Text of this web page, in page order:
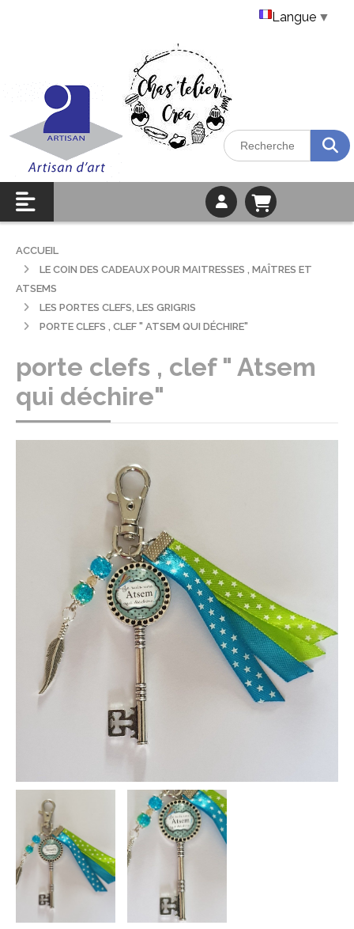
ACCUEIL
LE COIN DES CADEAUX POUR MAITRESSES , MAÎTRES ET
ATSEMS
LES PORTES CLEFS, LES GRIGRIS
PORTE CLEFS , CLEF " ATSEM QUI DÉCHIRE"
porte clefs , clef " Atsem
qui déchire"
Langue ▼